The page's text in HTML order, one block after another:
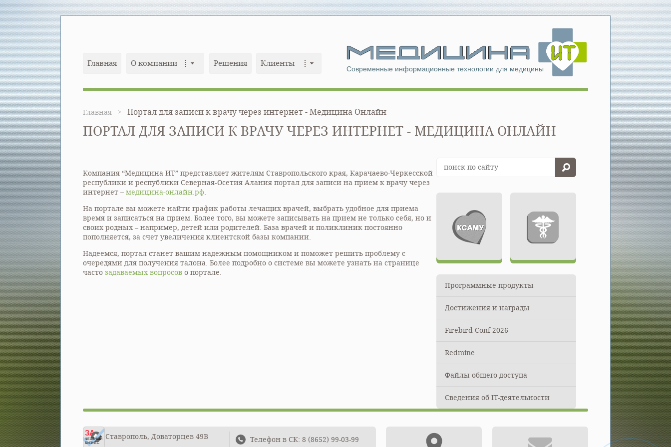
Главная О компании Решения Клиенты
Современные информационные технологии для медицины
Главная Портал для записи к врачу через интернет - Медицина Онлайн
ПОРТАЛ ДЛЯ ЗАПИСИ К ВРАЧУ ЧЕРЕЗ ИНТЕРНЕТ - МЕДИЦИНА ОНЛАЙН
Компания “Медицина ИТ” представляет жителям Ставропольского края, Карачаево-Черкесской
республики и республики Северная-Осетия Алания портал для записи на прием к врачу через
интернет – медицина-онлайн.рф.
На портале вы можете найти график работы лечащих врачей, выбрать удобное для приема
время и записаться на прием. Более того, вы можете записывать на прием не только себя, но и
своих родных – например, детей или родителей. База врачей и поликлиник постоянно
пополняется, за счет увеличения клиентской базы компании.
Надеемся, портал станет вашим надежным помощником и поможет решить проблему с
очередями для получения талона. Более подробно о системе вы можете узнать на странице
часто задаваемых вопросов о портале.
Программные продукты
Модули КСАМУ
ПУОМП
Достижения и награды
Firebird Conf 2026
Redmine
Файлы общего доступа
Сведения об IT-деятельности
Ставрополь, Доваторцев 49В Телефон в СК: 8 (8652) 99-03-99
ЗА
ЧЕСТНЫЙ
БИЗНЕС